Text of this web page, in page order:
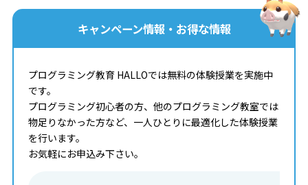
キャンペーン情報・お得な情報
プログラミング教育 HALLOでは無料の体験授業を実施中
です。
プログラミング初心者の方、他のプログラミング教室では
物足りなかった方など、一人ひとりに最適化した体験授業
を行います。
お気軽にお申込み下さい。